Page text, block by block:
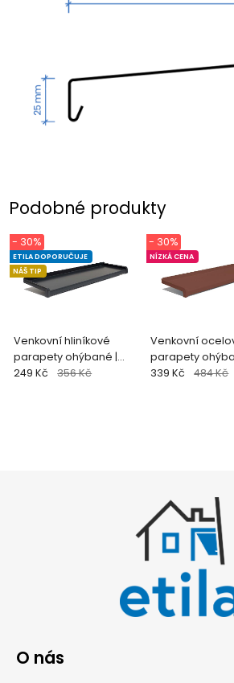
Podobné produkty
Venkovní hliníkové
parapety ohýbané |
antracit (RAL 7016)
ETILA DOPORUČUJE
NÁŠ TIP
- 30%
249 Kč 356 Kč
Venkovní
parapety
světle hnědá
NÍZKÁ CENA
- 30%
339 Kč 484 Kč
O nás